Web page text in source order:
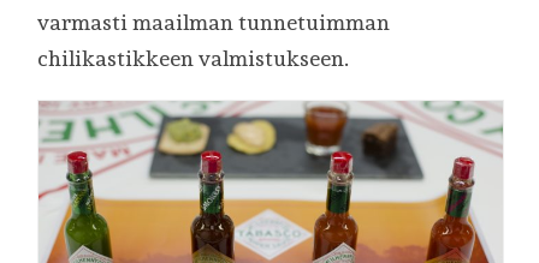
varmasti maailman tunnetuimman
chilikastikkeen valmistukseen.